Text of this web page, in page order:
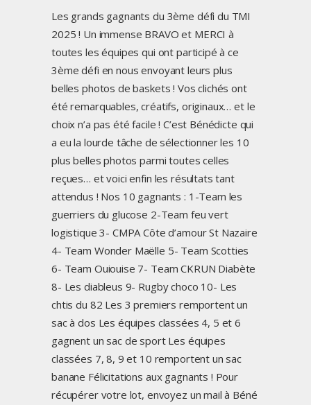
Les grands gagnants du 3ème défi du TMI
2025 ! Un immense BRAVO et MERCI à
toutes les équipes qui ont participé à ce
3ème défi en nous envoyant leurs plus
belles photos de baskets ! Vos clichés ont
été remarquables, créatifs, originaux… et le
choix n’a pas été facile ! C’est Bénédicte qui
a eu la lourde tâche de sélectionner les 10
plus belles photos parmi toutes celles
reçues… et voici enfin les résultats tant
attendus ! Nos 10 gagnants : 1-Team les
guerriers du glucose 2-Team feu vert
logistique 3- CMPA Côte d’amour St Nazaire
4- Team Wonder Maëlle 5- Team Scotties
6- Team Ouiouise 7- Team CKRUN Diabète
8- Les diableus 9- Rugby choco 10- Les
chtis du 82 Les 3 premiers remportent un
sac à dos Les équipes classées 4, 5 et 6
gagnent un sac de sport Les équipes
classées 7, 8, 9 et 10 remportent un sac
banane Félicitations aux gagnants ! Pour
récupérer votre lot, envoyez un mail à Béné